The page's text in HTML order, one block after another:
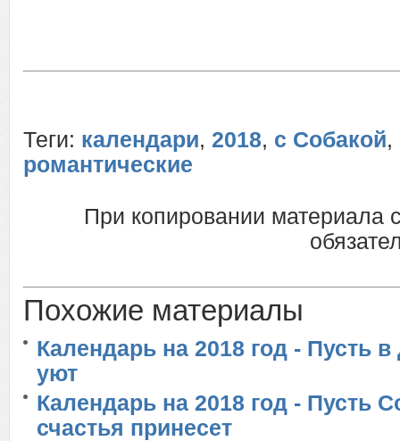
Теги: календари, 2018, с Собакой,
романтические
При копировании материала
Похожие материалы
Календарь на 2018 год - Пусть
уют
Календарь на 2018 год - Пусть
счастья принесет